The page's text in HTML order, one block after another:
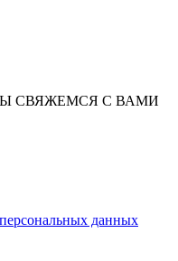
СВЯЖЕМСЯ С ВАМИ
данных